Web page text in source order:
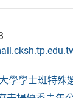
學學士班特殊